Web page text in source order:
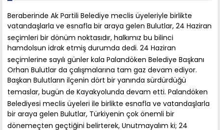
Beraberinde Ak Partili Belediye meclis üyeleriyle birlikte
vatandaşlarla ve esnafla bir araya gelen Bulutlar, 24 Haziran
seçimleri bir dönüm noktasıdır, halkımız bu bilinci
hamdolsun idrak etmiş durumda dedi. 24 Haziran
seçimlerine sayılı günler kala Palandöken Belediye Başkanı
Orhan Bulutlar da çalışmalarına tam gaz devam ediyor.
Başkan Bulutların ilçenin dört bir yanında sürdürdüğü
temaslar, bugün de Kayakyolunda devam etti. Palandöken
Belediyesi meclis üyeleri ile birlikte esnafla ve vatandaşlarla
bir araya gelen Bulutlar, Türkiyenin çok önemli bir
dönemeçten geçtiğini belirterek, Unutmayalım ki; 24